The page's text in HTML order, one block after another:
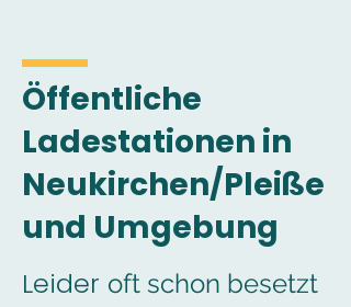
Öffentliche
Ladestationen in
Neukirchen/Pleiße
und Umgebung
Leider oft schon besetzt